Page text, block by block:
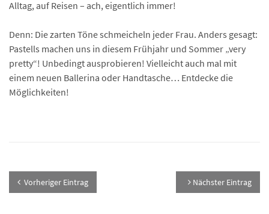
Alltag, auf Reisen – ach, eigentlich immer!
Denn: Die zarten Töne schmeicheln jeder Frau. Anders gesagt:
Pastells machen uns in diesem Frühjahr und Sommer „very
pretty“! Unbedingt ausprobieren! Vielleicht auch mal mit
einem neuen Ballerina oder Handtasche… Entdecke die
Möglichkeiten!
Vorheriger Eintrag Nächster Eintrag